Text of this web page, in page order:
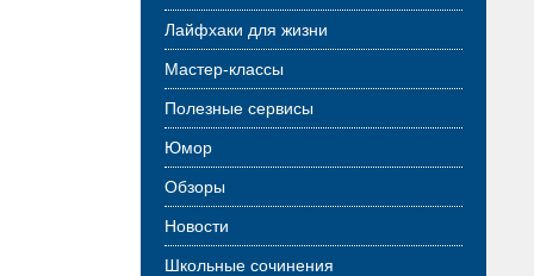
Лайфхаки для жизни
Мастер-классы
Полезные сервисы
Юмор
Обзоры
Новости
Школьные сочинения